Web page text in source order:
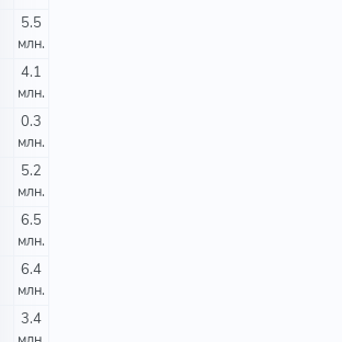
5.5
млн.
4.1
млн.
0.3
млн.
5.2
млн.
6.5
млн.
6.4
млн.
3.4